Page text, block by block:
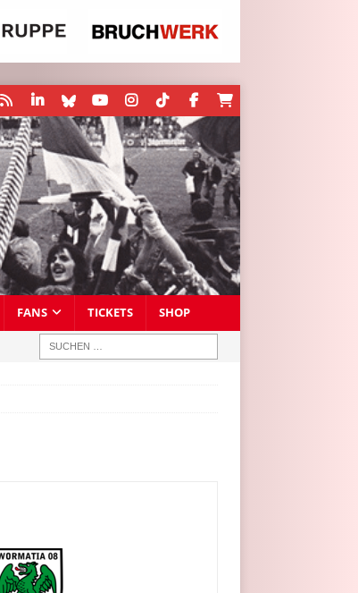
FANS TICKETS SHOP